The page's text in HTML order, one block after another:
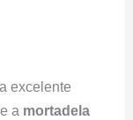
excelente
e a mortadela